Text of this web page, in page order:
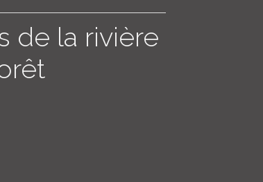
de la rivière